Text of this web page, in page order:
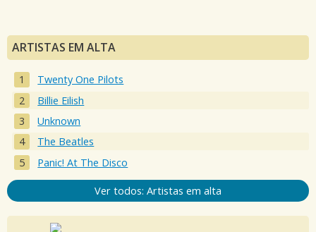
ARTISTAS EM ALTA
Twenty One Pilots
Billie Eilish
Unknown
The Beatles
Panic! At The Disco
Ver todos: Artistas em alta